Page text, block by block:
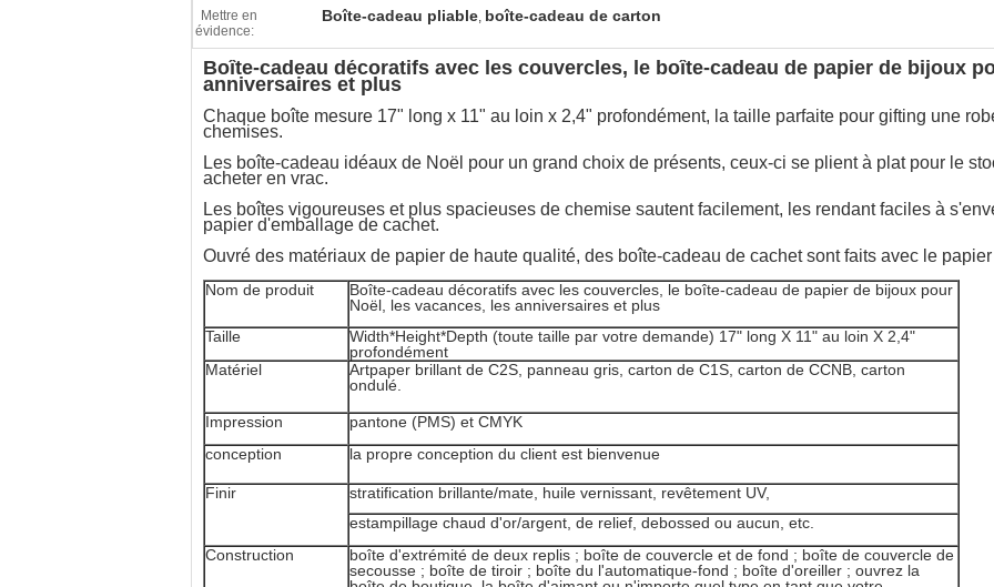
Mettre en
évidence:
Boîte-cadeau pliable, boîte-cadeau de carton
Boîte-cadeau décoratifs avec les couvercles, le boîte-cadeau de papier de bijoux
anniversaires et plus
Chaque boîte mesure 17" long x 11" au loin x 2,4" profondément, la taille parfaite pour gifting une
chemises.
Les boîte-cadeau idéaux de Noël pour un grand choix de présents, ceux-ci se plient à plat pour le
acheter en vrac.
Les boîtes vigoureuses et plus spacieuses de chemise sautent facilement, les rendant faciles à
papier d'emballage de cachet.
Ouvré des matériaux de papier de haute qualité, des boîte-cadeau de cachet sont faits avec le
Nom de produit
Boîte-cadeau décoratifs avec les couvercles, le boîte-cadeau de papier de bijoux pour
Noël, les vacances, les anniversaires et plus
Taille
Width*Height*Depth (toute taille par votre demande) 17" long X 11" au loin X 2,4"
profondément
Matériel
Artpaper brillant de C2S, panneau gris, carton de C1S, carton de CCNB, carton
ondulé.
Impression
pantone (PMS) et CMYK
conception
la propre conception du client est bienvenue
Finir
stratification brillante/mate, huile vernissant, revêtement UV,
estampillage chaud d'or/argent, de relief, debossed ou aucun, etc.
Construction
boîte d'extrémité de deux replis ; boîte de couvercle et de fond ; boîte de couvercle de
secousse ; boîte de tiroir ; boîte du l'automatique-fond ; boîte d'oreiller ; ouvrez la